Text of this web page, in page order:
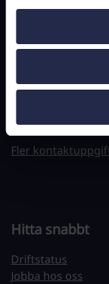
Kontakta oss
Tel.
Tel.010-106 07 98
Fler
Hitta snabbt
Driftstatus
Jobba hos oss